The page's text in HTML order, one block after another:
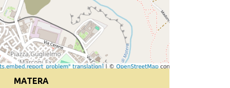
MATERA